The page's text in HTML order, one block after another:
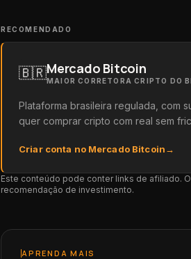
RECOMENDADO
🇧🇷Mercado Bitcoin
MAIOR CORRETORA CRIPTO DO
Plataforma brasileira regulada, com
quer comprar cripto com real sem
Criar conta no Mercado Bitcoin→
Este conteúdo pode conter links de afiliado.
recomendação de investimento.
APRENDA MAIS